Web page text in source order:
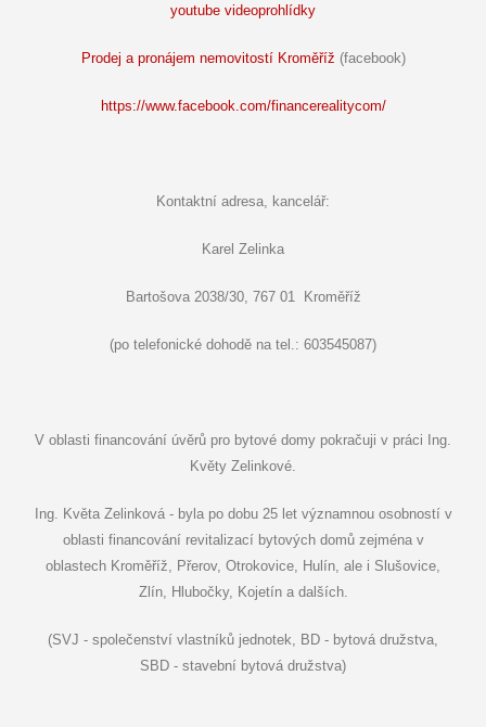
youtube videoprohlídky
Prodej a pronájem nemovitostí Kroměříž (facebook)
https://www.facebook.com/financerealitycom/
Kontaktní adresa, kancelář:
Karel Zelinka
Bartošova 2038/30, 767 01 Kroměříž
(po telefonické dohodě na tel.: 603545087)
V oblasti financování úvěrů pro bytové domy pokračuji v práci Ing.
Květy Zelinkové.
Ing. Květa Zelinková - byla po dobu 25 let významnou osobností v
oblasti financování revitalizací bytových domů zejména v
oblastech Kroměříž, Přerov, Otrokovice, Hulín, ale i Slušovice,
Zlín, Hlubočky, Kojetín a dalších.
(SVJ - společenství vlastníků jednotek, BD - bytová družstva,
SBD - stavební bytová družstva)